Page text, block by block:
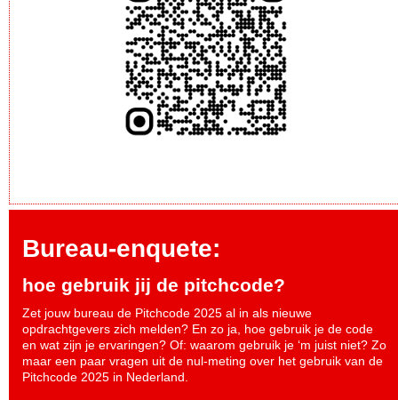
Bureau-enquete:
hoe gebruik jij de pitchcode?
Zet jouw bureau de Pitchcode 2025 al in als nieuwe
opdrachtgevers zich melden? En zo ja, hoe gebruik je de code
en wat zijn je ervaringen? Of: waarom gebruik je ‘m juist niet? Zo
maar een paar vragen uit de nul-meting over het gebruik van de
Pitchcode 2025 in Nederland.